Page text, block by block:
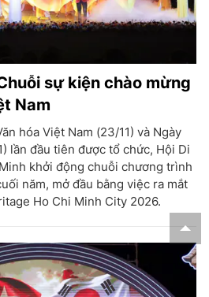
sự kiện chào mừng
Nam
hóa Việt Nam (23/11) và Ngày
lần đầu tiên được tổ chức, Hội Di
khởi động chuỗi chương trình
năm, mở đầu bằng việc ra mắt
Ho Chi Minh City 2026.